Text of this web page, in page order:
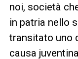
noi, società
in patria nello
transitato uno
causa